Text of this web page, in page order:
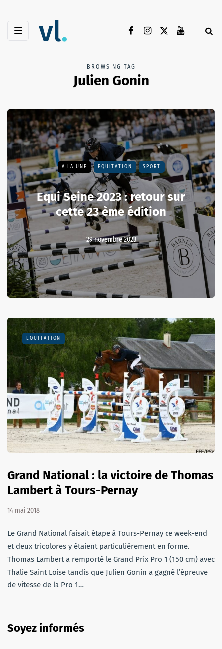
BROWSING TAG
Julien Gonin
A LA UNE EQUITATION SPORT
Equi Seine 2023 : retour sur
cette 23 ème édition
29 novembre 2023
EQUITATION
Grand National : la victoire de Thomas
Lambert à Tours-Pernay
14 mai 2018
Le Grand National faisait étape à Tours-Pernay ce week-end
et deux tricolores y étaient particulièrement en forme.
Thomas Lambert a remporté le Grand Prix Pro 1 (150 cm) avec
Thalie Saint Loise tandis que Julien Gonin a gagné l’épreuve
de vitesse de la Pro 1…
Soyez informés